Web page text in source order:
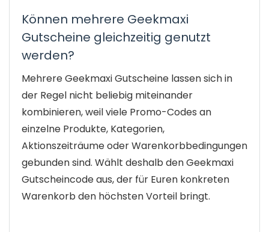
Können mehrere Geekmaxi
Gutscheine gleichzeitig genutzt
werden?
Mehrere Geekmaxi Gutscheine lassen sich in
der Regel nicht beliebig miteinander
kombinieren, weil viele Promo-Codes an
einzelne Produkte, Kategorien,
Aktionszeiträume oder Warenkorbbedingungen
gebunden sind. Wählt deshalb den Geekmaxi
Gutscheincode aus, der für Euren konkreten
Warenkorb den höchsten Vorteil bringt.